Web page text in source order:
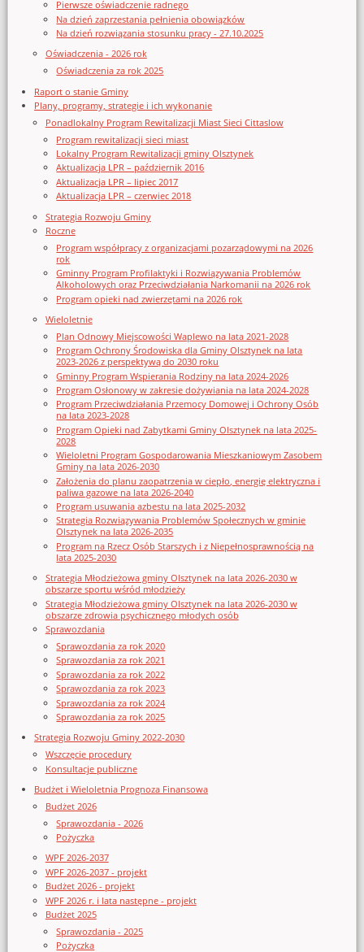
Pierwsze oświadczenie radnego
Na dzień zaprzestania pełnienia obowiązków
Na dzień rozwiązania stosunku pracy - 27.10.2025
Oświadczenia - 2026 rok
Oświadczenia za rok 2025
Raport o stanie Gminy
Plany, programy, strategie i ich wykonanie
Ponadlokalny Program Rewitalizacji Miast Sieci Cittaslow
Program rewitalizacji sieci miast
Lokalny Program Rewitalizacji gminy Olsztynek
Aktualizacja LPR – październik 2016
Aktualizacja LPR – lipiec 2017
Aktualizacja LPR – czerwiec 2018
Strategia Rozwoju Gminy
Roczne
Program współpracy z organizacjami pozarządowymi na 2026
rok
Gminny Program Profilaktyki i Rozwiązywania Problemów
Alkoholowych oraz Przeciwdziałania Narkomanii na 2026 rok
Program opieki nad zwierzętami na 2026 rok
Wieloletnie
Plan Odnowy Miejscowości Waplewo na lata 2021-2028
Program Ochrony Środowiska dla Gminy Olsztynek na lata
2023-2026 z perspektywą do 2030 roku
Gminny Program Wspierania Rodziny na lata 2024-2026
Program Osłonowy w zakresie dożywiania na lata 2024-2028
Program Przeciwdziałania Przemocy Domowej i Ochrony Osób
na lata 2023-2028
Program Opieki nad Zabytkami Gminy Olsztynek na lata 2025-
2028
Wieloletni Program Gospodarowania Mieszkaniowym Zasobem
Gminy na lata 2026-2030
Założenia do planu zaopatrzenia w ciepło, energię elektryczna i
paliwa gazowe na lata 2026-2040
Program usuwania azbestu na lata 2025-2032
Strategia Rozwiązywania Problemów Społecznych w gminie
Olsztynek na lata 2026-2035
Program na Rzecz Osób Starszych i z Niepełnosprawnością na
lata 2025-2030
Strategia Młodzieżowa gminy Olsztynek na lata 2026-2030 w
obszarze sportu wśród młodzieży
Strategia Młodzieżowa gminy Olsztynek na lata 2026-2030 w
obszarze zdrowia psychicznego młodych osób
Sprawozdania
Sprawozdania za rok 2020
Sprawozdania za rok 2021
Sprawozdania za rok 2022
Sprawozdania za rok 2023
Sprawozdania za rok 2024
Sprawozdania za rok 2025
Strategia Rozwoju Gminy 2022-2030
Wszczęcie procedury
Konsultacje publiczne
Budżet i Wieloletnia Prognoza Finansowa
Budżet 2026
Sprawozdania - 2026
Pożyczka
WPF 2026-2037
WPF 2026-2037 - projekt
Budżet 2026 - projekt
WPF 2026 r. i lata następne - projekt
Budżet 2025
Sprawozdania - 2025
Pożyczka